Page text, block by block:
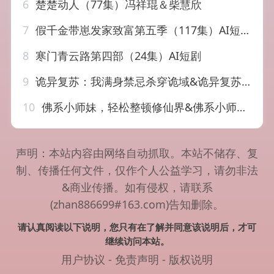
6 楚楚动人（77集）冯祥琨＆柴慧欣
7 假千金带崽发家致富第五季（117集）AI短剧
8 寒门青云路第四部（24集）AI短剧
9 诡异复苏：我满身禁忌杀穿诡域&诡异复苏我满身禁忌杀穿诡域（48集）AI短剧
10 佛系小师妹，轻松整顿修仙界&佛系小师妹轻松整顿修仙界（46集）AI短剧
声明：本站内容由网络自动抓取。本站不储存、复
制、传播任何文件，仅作个人公益学习，请勿非法
&商业传播。如有侵权，请联系
(zhan886699#163.com)告知删除。
请认真阅读以下说明，您只有在了解并同意该说明后，才可
继续访问本站。
用户协议 - 免责声明 - 版权说明